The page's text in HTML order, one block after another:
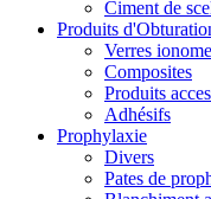
Ciment de
Produits
Verres
Composites
Produits
Adhésifs
Prophylaxie
Divers
Pates de